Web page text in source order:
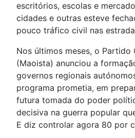
escritórios, escolas e
cidades e outras esteve
pouco tráfico civil nas
Nos últimos meses, o Partido
(Maoista) anunciou a
governos regionais
programa prometia, em
futura tomada do poder
decisiva na guerra popular
E diz controlar agora 80 por